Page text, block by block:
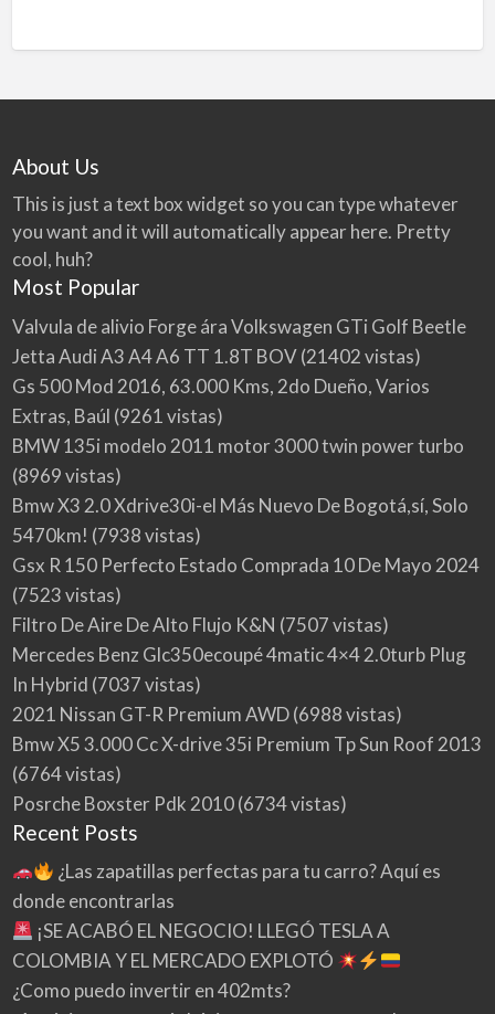
About Us
This is just a text box widget so you can type whatever
you want and it will automatically appear here. Pretty
cool, huh?
Most Popular
Valvula de alivio Forge ára Volkswagen GTi Golf Beetle
Jetta Audi A3 A4 A6 TT 1.8T BOV(21402 vistas)
Gs 500 Mod 2016, 63.000 Kms, 2do Dueño, Varios
Extras, Baúl (9261 vistas)
BMW 135i modelo 2011 motor 3000 twin power turbo
(8969 vistas)
Bmw X3 2.0 Xdrive30i-el Más Nuevo De Bogotá,sí, Solo
5470km! (7938 vistas)
Gsx R 150 Perfecto Estado Comprada 10 De Mayo 2024
(7523 vistas)
Filtro De Aire De Alto Flujo K&N (7507 vistas)
Mercedes Benz Glc350ecoupé 4matic 4×4 2.0turb Plug
In Hybrid (7037 vistas)
2021 Nissan GT-R Premium AWD(6988 vistas)
Bmw X5 3.000 Cc X-drive 35i Premium Tp Sun Roof 2013
(6764 vistas)
Posrche Boxster Pdk 2010(6734 vistas)
Recent Posts
¿Las zapatillas perfectas para tu carro? Aquí es
donde encontrarlas
¡SE ACABÓ EL NEGOCIO! LLEGÓ TESLA A
COLOMBIA Y EL MERCADO EXPLOTÓ
¿Como puedo invertir en 402mts?